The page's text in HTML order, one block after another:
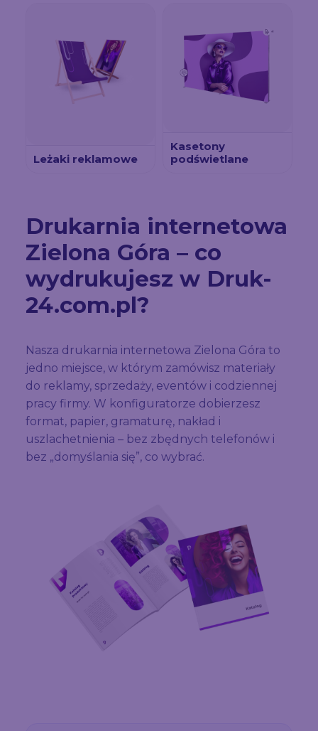
Leżaki reklamowe
Kasetony
podświetlane
Drukarnia internetowa
Zielona Góra – co
wydrukujesz w Druk-
24.com.pl?
Nasza drukarnia internetowa Zielona Góra to
jedno miejsce, w którym zamówisz materiały
do reklamy, sprzedaży, eventów i codziennej
pracy firmy. W konfiguratorze dobierzesz
format, papier, gramaturę, nakład i
uszlachetnienia – bez zbędnych telefonów i
bez „domyślania się”, co wybrać.